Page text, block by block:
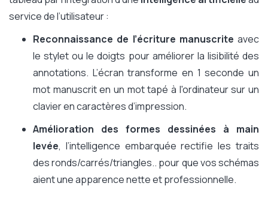
service de l’utilisateur :
Reconnaissance de l’écriture manuscrite avec
le stylet ou le doigts pour améliorer la lisibilité des
annotations. L’écran transforme en 1 seconde un
mot manuscrit en un mot tapé à l'ordinateur sur un
clavier en caractères d’impression.
Amélioration des formes dessinées à main
levée, l’intelligence embarquée rectifie les traits
des ronds/carrés/triangles.. pour que vos schémas
aient une apparence nette et professionnelle.